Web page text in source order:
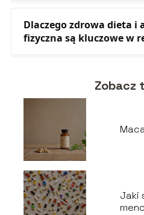
Dlaczego zdrowa dieta i
fizyczna są kluczowe w
Zobacz
Jaki